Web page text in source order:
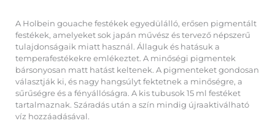
A Holbein gouache festékek egyedülálló, erősen pigmentált
festékek, amelyeket sok japán művész és tervező népszerű
tulajdonságaik miatt használ. Állaguk és hatásuk a
temperafestékekre emlékeztet. A minőségi pigmentek
bársonyosan matt hatást keltenek. A pigmenteket gondosan
választják ki, és nagy hangsúlyt fektetnek a minőségre, a
sűrűségre és a fényállóságra. A kis tubusok 15 ml festéket
tartalmaznak. Száradás után a szín mindig újraaktiválható
víz hozzáadásával.